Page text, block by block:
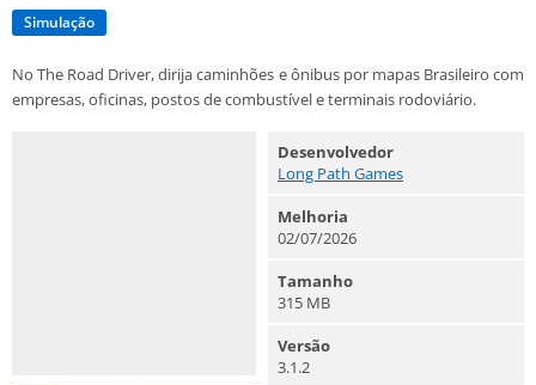
Simulação
No The Road Driver, dirija caminhões e ônibus por mapas Brasileiro com
empresas, oficinas, postos de combustível e terminais rodoviário.
Desenvolvedor
Long Path Games
Melhoria
02/07/2026
Tamanho
315 MB
Versão
3.1.2